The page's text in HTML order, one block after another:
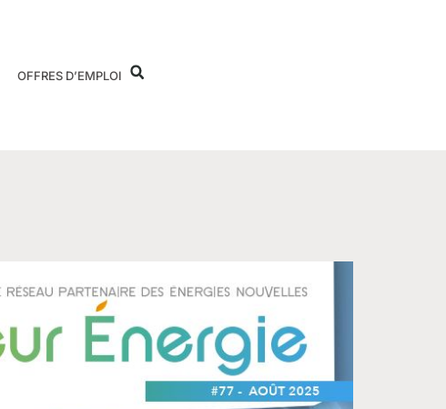
OFFRES D’EMPLOI